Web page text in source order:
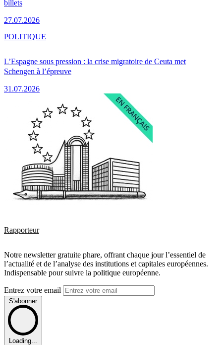
billets
27.07.2026
L’Espagne sous pression : la crise migratoire de Ceuta met
Schengen à l’épreuve
31.07.2026
POLITIQUE
Rapporteur
Notre newsletter gratuite phare, offrant chaque jour l’essentiel de
l’actualité et de l’analyse des institutions et capitales européennes.
Indispensable pour suivre la politique européenne.
Entrez votre email
S'abonner
Loading...